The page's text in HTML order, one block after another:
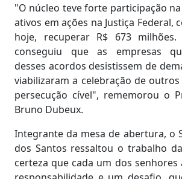
"O núcleo teve forte participação
ativos em ações na Justiça Federal,
hoje, recuperar R$ 673
conseguiu que as empresas
desses acordos desistissem de
viabilizaram a celebração de
persecução cível", rememorou o
Bruno Dubeux.
Integrante da mesa de abertura, o
dos Santos ressaltou o trabalho da
certeza que cada um dos senhores